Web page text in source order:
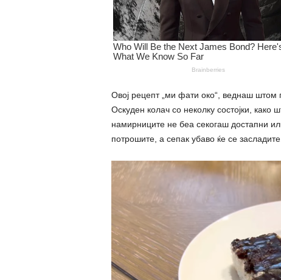
Овој рецепт „ми фати око“, веднаш штом
Оскуден колач со неколку состојки,
намирниците не беа секогаш достапни
потрошите, а сепак убаво ќе се засладите.